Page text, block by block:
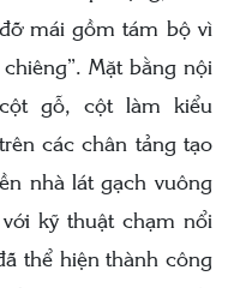
mái gồm tám bộ vì
Mặt bằng nội
gỗ, cột làm kiểu
các chân tảng tạo
nhà lát gạch vuông
kỹ thuật chạm nổi
thể hiện thành công